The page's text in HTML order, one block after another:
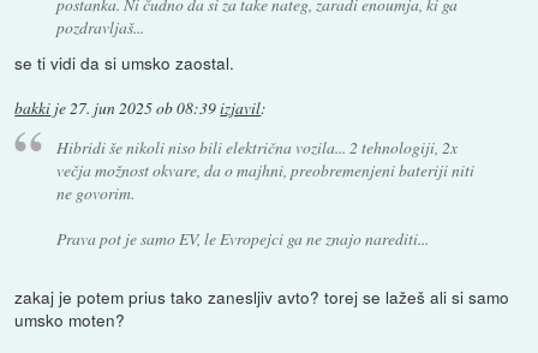
pozdravljaš...
se ti vidi da si umsko zaostal.
bakki je27. jun 2025 ob 08:39izjavil:
Hibridi še nikoli niso bili električna vozila... 2 tehnologiji, 2x
večja možnost okvare, da o majhni, preobremenjeni bateriji niti
ne govorim.
Prava pot je samo EV, le Evropejci ga ne znajo narediti...
zakaj je potem prius tako zanesljiv avto? torej se lažeš ali si samo
umsko moten?